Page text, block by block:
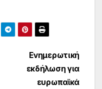
Ενημερωτική
εκδήλωση για
ευρωπαϊκά